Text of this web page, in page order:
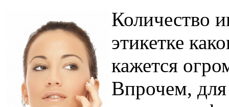
Количество
этикетке
кажется
Впрочем, для